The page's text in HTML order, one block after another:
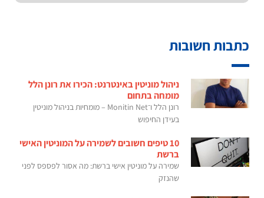
כתבות חשובות
ניהול מוניטין באינטרנט: הכירו את רונן הלל
מומחה בתחום
רונן הלל ו־Monitin Net – מומחיות בניהול מוניטין
בעידן החיפוש
10 טיפים חשובים לשמירה על המוניטין האישי
ברשת
שמירה על מוניטין אישי ברשת: מה אסור לפספס לפני
שהנזק